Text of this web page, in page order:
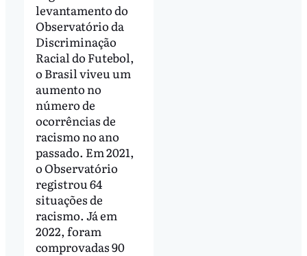
levantamento do
Observatório da
Discriminação
Racial do Futebol,
o Brasil viveu um
aumento no
número de
ocorrências de
racismo no ano
passado. Em 2021,
o Observatório
registrou 64
situações de
racismo. Já em
2022, foram
comprovadas 90